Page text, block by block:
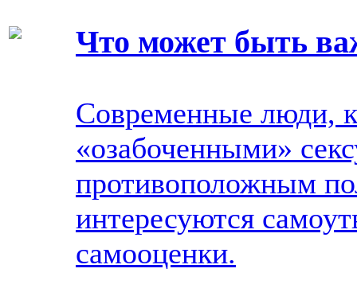
Что может быть
Современные люди,
«озабоченными»
противоположным
интересуются
самооценки.